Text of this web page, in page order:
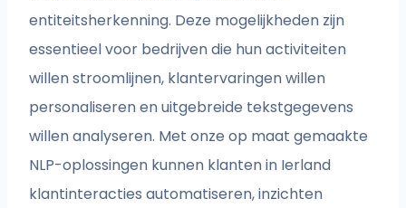
entiteitsherkenning. Deze mogelijkheden zijn
essentieel voor bedrijven die hun activiteiten
willen stroomlijnen, klantervaringen willen
personaliseren en uitgebreide tekstgegevens
willen analyseren. Met onze op maat gemaakte
NLP-oplossingen kunnen klanten in Ierland
klantinteracties automatiseren, inzichten